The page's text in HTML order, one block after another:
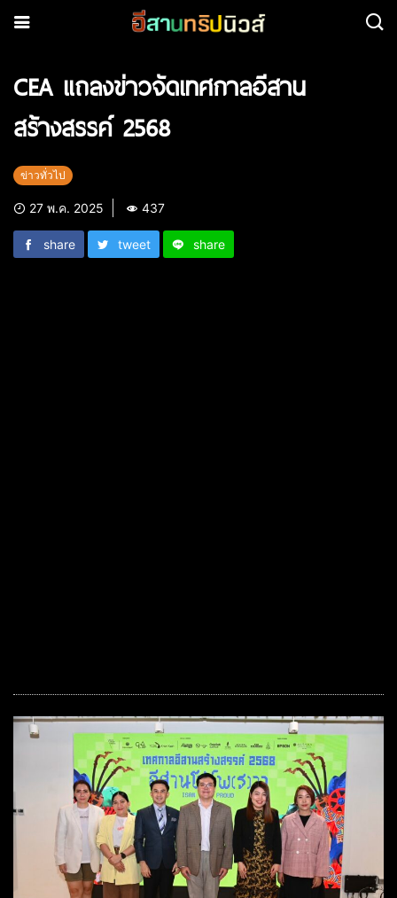
CEA แถลงข่าวจัดเทศกาลอีสาน
สร้างสรรค์ 2568
ข่าวทั่วไป
27 พ.ค. 2025 437
share tweet share